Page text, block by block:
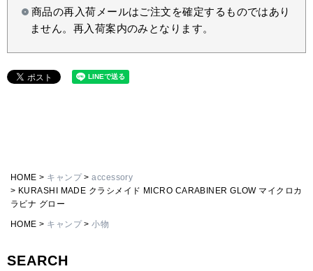
SEARCH
商品の再入荷メールはご注文を確定するものではあり
ません。再入荷案内のみとなります。
HOME キャンプ
accessory
KURASHI MADE クラシメイド MICRO CARABINER GLOW マイクロカ
ラビナ グロー
HOME キャンプ 小物